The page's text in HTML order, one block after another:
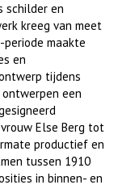
schilder en
kreeg van meet
maakte
en
tijdens
een
Else Berg tot
productief en
tussen 1910
in binnen- en